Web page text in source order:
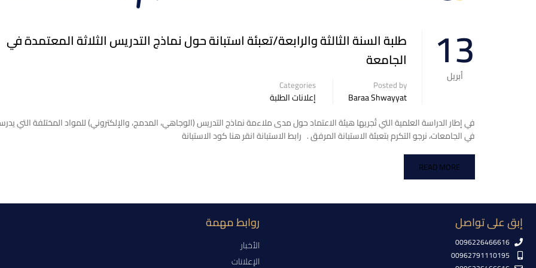
13
أبريل
طلبة السنة الثالثة والرابعة/تعبئة استبانة حول نماذج التدريس الثلاثة المعتمدة في
الجامعة
Posted by
Baraa Shwayyat
Categories
إعلانات الطلبة
في إطار الدراسة العلمية التي تُجريها هيئة الاعتماد حول مدى ملاءمة نماذج التدريس (الوجاهي، المدمج، والإلكتروني) للمواد المختلفة التي
في الجامعات، نرجو التكرم بتعبئة الاستبانة المرفق . رابط الاستبانة انقر هنا كود الاستبانة
READ MORE
إبق على تواصل
0096226466616
00962791110195
روابط مهمة
الأخبار
الإعلانات